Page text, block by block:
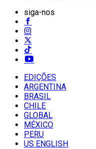
siga-nos
EDIÇÕES
ARGENTINA
BRASIL
CHILE
GLOBAL
MÉXICO
PERU
US ENGLISH